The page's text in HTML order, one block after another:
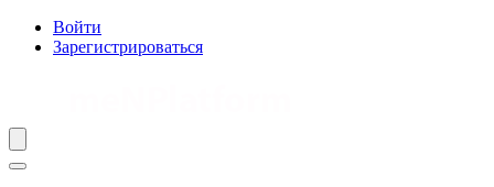
Войти
Зарегистрироваться